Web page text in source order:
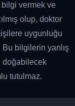
bilgi vermek ve
olup, doktor
uygunluğu
bilgilerin yanlış
doğabilecek
tutulmaz.